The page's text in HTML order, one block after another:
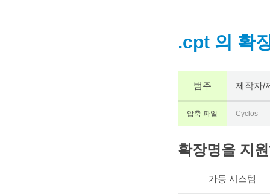
.cpt 의 확
범주 제작자/
압축 파일 Cyclos
확장명을 지
가동 시스템